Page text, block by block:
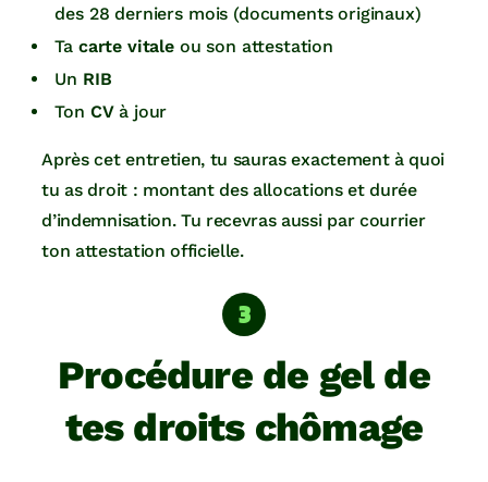
des 28 derniers mois (documents originaux)
Ta carte vitale ou son attestation
Un RIB
Ton CVà jour
Après cet entretien, tu sauras exactement à quoi
tu as droit : montant des allocations et durée
d’indemnisation. Tu recevras aussi par courrier
ton attestation officielle.
Procédure de gel de
tes droits chômage